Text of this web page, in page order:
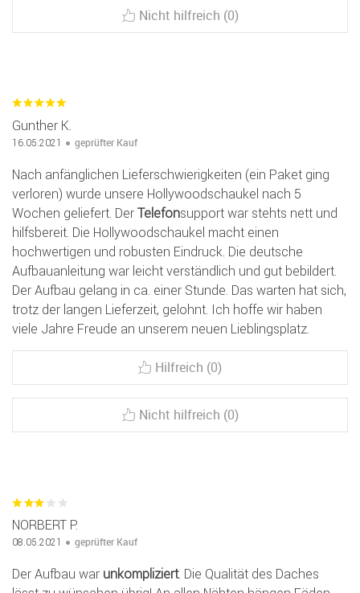
Nicht hilfreich (0)
Gunther K.
16.05.2021 geprüfter Kauf
Nach anfänglichen Lieferschwierigkeiten (ein Paket ging
verloren) wurde unsere Hollywoodschaukel nach 5
Wochen geliefert. Der Telefonsupport war stehts nett und
hilfsbereit. Die Hollywoodschaukel macht einen
hochwertigen und robusten Eindruck. Die deutsche
Aufbauanleitung war leicht verständlich und gut bebildert.
Der Aufbau gelang in ca. einer Stunde. Das warten hat sich,
trotz der langen Lieferzeit, gelohnt. Ich hoffe wir haben
viele Jahre Freude an unserem neuen Lieblingsplatz.
Hilfreich (0)
Nicht hilfreich (0)
NORBERT P.
08.05.2021 geprüfter Kauf
Der Aufbau war unkompliziert. Die Qualität des Daches